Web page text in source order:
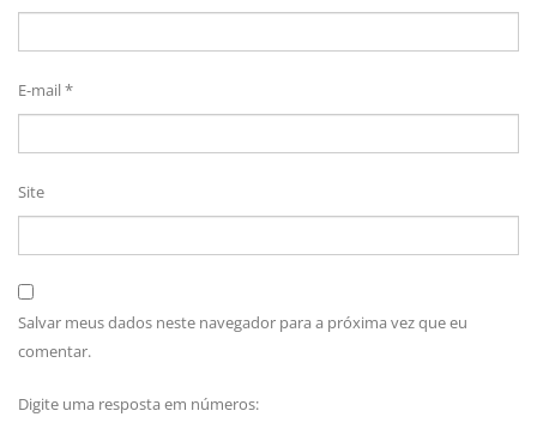
E-mail*
Site
Salvar meus dados neste navegador para a próxima vez que eu
comentar.
Digite uma resposta em números: